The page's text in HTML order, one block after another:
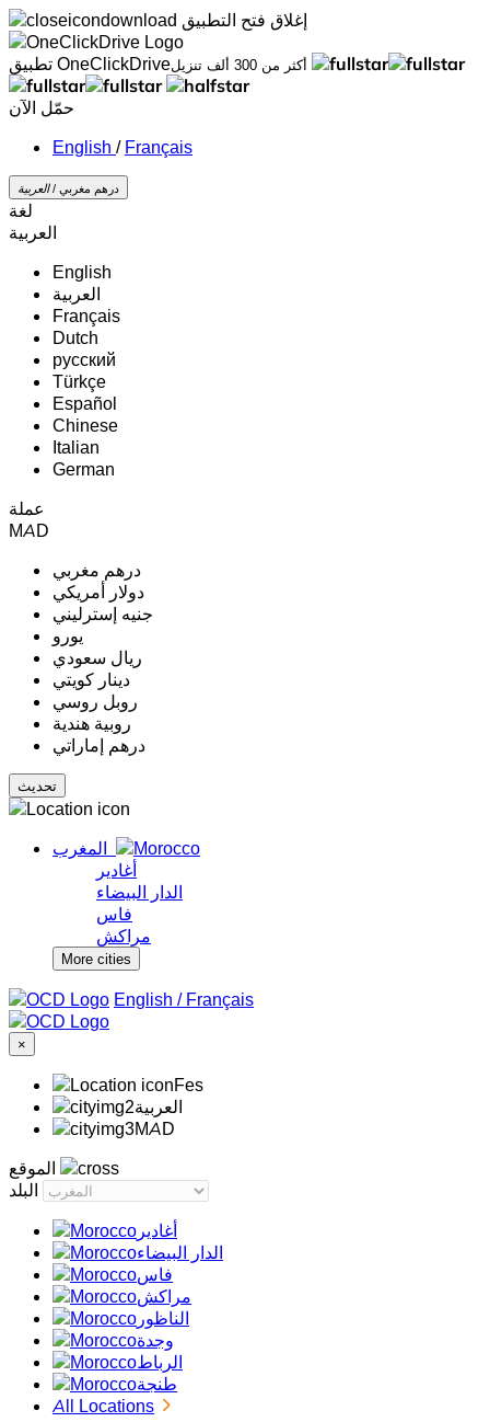
إغلاق فتح التطبيق
تطبيق OneClickDrive
أكثر من 300 ألف تنزيل
حمّل الآن
/ Français
درهم مغربي /‏العربية‏
لغة
‏العربية‏
English
‏العربية‏
Français
Dutch
русский
Türkçe
Español
Chinese
Italian
German
عملة
MAD
درهم مغربي
دولار أمريكي
جنيه إسترليني
يورو
ريال سعودي
دينار كويتي
روبل روسي
روبية هندية
درهم إماراتي
المغرب
أغادير
الدار البيضاء
فاس
مراكش
More cities
/ Français
×
Fes
‏العربية‏
MAD
أغادير
الدار البيضاء
فاس
مراكش
الناظور
وجدة
الرباط
طنجة
All Locations